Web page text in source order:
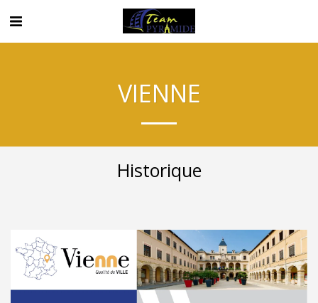
VIENNE
Historique